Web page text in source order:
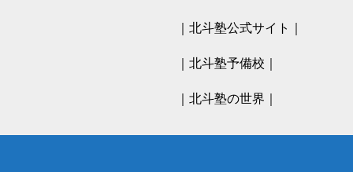
｜北斗塾公式サイト｜
｜北斗塾予備校｜
｜北斗塾の世界｜